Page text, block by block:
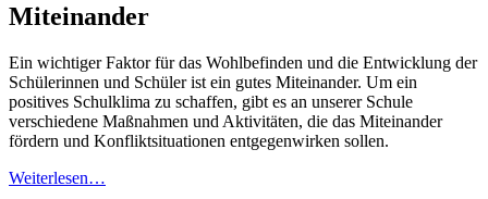
Miteinander
Ein wichtiger Faktor für das Wohlbefinden und die Entwicklung der
Schülerinnen und Schüler ist ein gutes Miteinander. Um ein
positives Schulklima zu schaffen, gibt es an unserer Schule
verschiedene Maßnahmen und Aktivitäten, die das Miteinander
fördern und Konfliktsituationen entgegenwirken sollen.
Weiterlesen…